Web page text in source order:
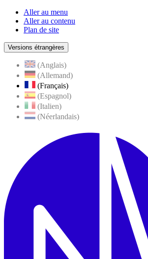
Aller au menu
Aller au contenu
Plan de site
Versions étrangères
(Anglais)
(Allemand)
(Français)
(Espagnol)
(Italien)
(Néerlandais)